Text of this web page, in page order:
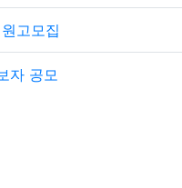
고모집
자 공모